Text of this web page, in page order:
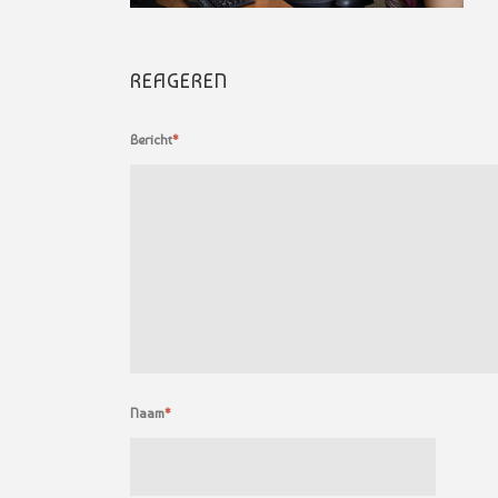
REAGEREN
Bericht*
Naam*